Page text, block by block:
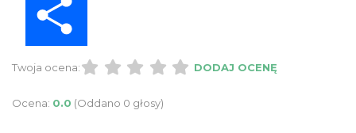
Twoja ocena: DODAJ OCENĘ
Ocena: 0.0 (Oddano 0 głosy)